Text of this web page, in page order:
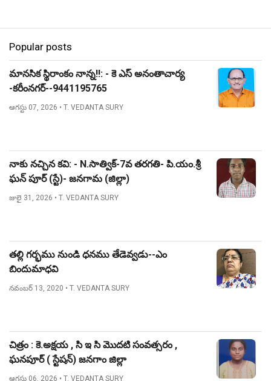
Popular posts
మానసిక స్థిరాంకం నాన్న!!: - కె ఎస్ అనంతాచార్య
-కరీంనగర్--9441195765
ఆగస్టు 07, 2026 • T. VEDANTA SURY
నాకు నచ్చిన కవి: - N.సాత్విక్-7వ తరగతి- పి.యం.శ్రీ
ఘన్ పూర్ (స్టే)- జనగామ (జిల్లా)
జులై 31, 2026 • T. VEDANTA SURY
తల్లి గర్భము నుండి ధనము తేడెవ్వడు--ఎం
బిందుమాధవి
నవంబర్ 13, 2020 • T. VEDANTA SURY
చిత్రం : కె.అక్షయ , సి ఇ సి మొదటి సంవత్సరం ,
ఘనపూర్ ( స్టేషన్) జనగాం జిల్లా
ఆగస్టు 06, 2026 • T. VEDANTA SURY